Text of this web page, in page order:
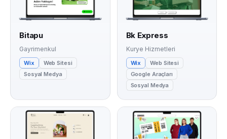
Bitapu
Gayrimenkul
Wix
Web Sitesi
Sosyal Medya
Bk Express
Kurye Hizmetleri
Wix
Web Sitesi
Google Araçları
Sosyal Medya